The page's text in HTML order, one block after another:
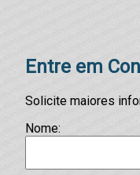
Entre em
Solicite maiores
Nome: